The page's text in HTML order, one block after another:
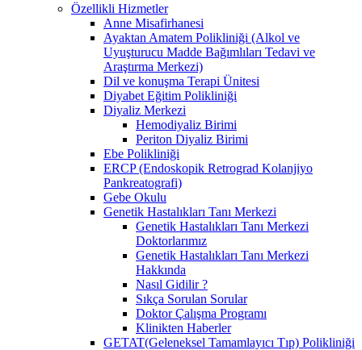
Özellikli Hizmetler
Anne Misafirhanesi
Ayaktan Amatem Polikliniği (Alkol ve
Uyuşturucu Madde Bağımlıları Tedavi ve
Araştırma Merkezi)
Dil ve konuşma Terapi Ünitesi
Diyabet Eğitim Polikliniği
Diyaliz Merkezi
Hemodiyaliz Birimi
Periton Diyaliz Birimi
Ebe Polikliniği
ERCP (Endoskopik Retrograd Kolanjiyo
Pankreatografi)
Gebe Okulu
Genetik Hastalıkları Tanı Merkezi
Genetik Hastalıkları Tanı Merkezi
Doktorlarımız
Genetik Hastalıkları Tanı Merkezi
Hakkında
Nasıl Gidilir ?
Sıkça Sorulan Sorular
Doktor Çalışma Programı
Klinikten Haberler
GETAT(Geleneksel Tamamlayıcı Tıp) Polikliniği